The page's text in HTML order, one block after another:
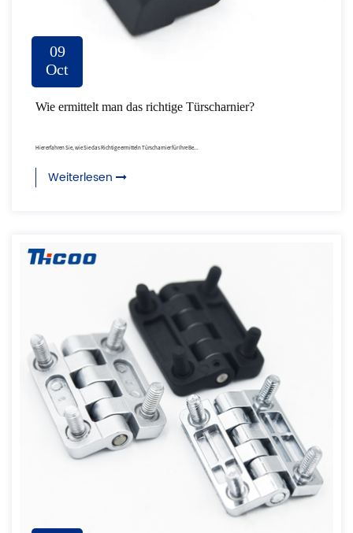
09
Oct
Wie ermittelt man das richtige Türscharnier?
Hier erfahren Sie, wie Sie das Richtige ermitteln Türscharnier für Ihre Be...
Weiterlesen